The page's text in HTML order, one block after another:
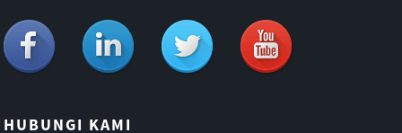
HUBUNGI KAMI